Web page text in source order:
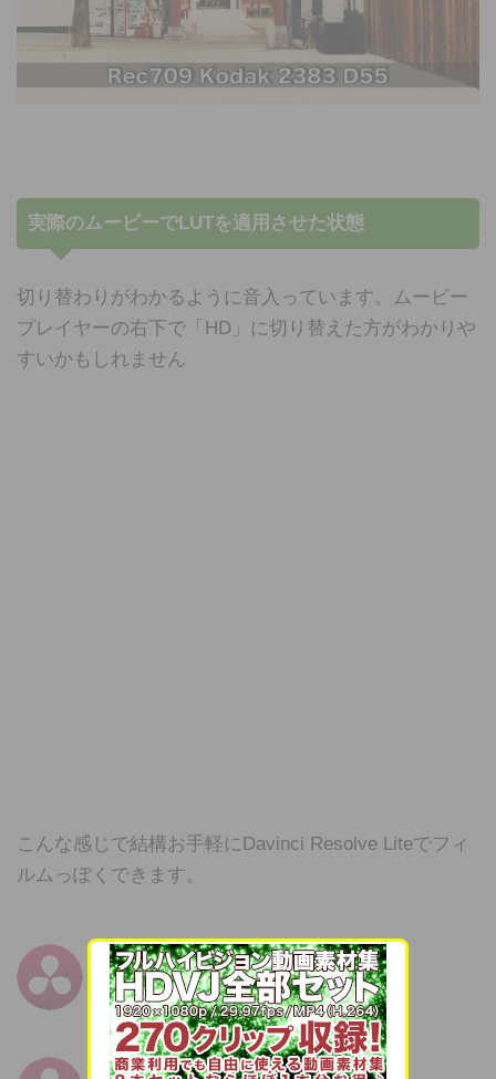
実際のムービーでLUTを適用させた状態
切り替わりがわかるように音入っています。ムービー
プレイヤーの右下で「HD」に切り替えた方がわかりや
すいかもしれません
こんな感じで結構お手軽にDavinci Resolve Liteでフィ
ルムっぽくできます。
DaVinci Resolve
無料(2017.01.14時点)
Blackmagic Design Inc
posted withポチレバ
DaVinci Resolve Studio